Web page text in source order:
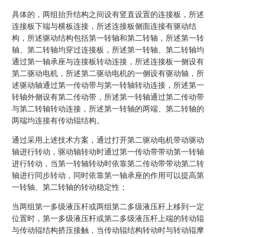
具体的，两组抬升结构之间设有竖直设置的连接板，所述
连接板下端与横板连接，所述连接板侧面连接有驱动结
构，所述驱动结构包括第一转轴和第二转轴，所述第一转
轴、第二转轴均穿过连接板，所述第一转轴、第二转轴均
通过第一轴承座与连接板转动连接，所述连接板一侧设有
第二驱动电机，所述第二驱动电机的一侧设有驱动轴，所
述驱动轴通过第一传动带与第一转轴转动连接，所述第一
转轴外侧设有第二传动带，所述第一转轴通过第二传动带
与第二转轴转动连接，所述第一转轴的两端、第二转轴的
两端均连接有传动辊结构。
通过采用上述技术方案，通过打开第二驱动电机带动驱动
轴进行转动，驱动轴转动时通过第一传动带带动第一转轴
进行转动，当第一转轴转动时依靠第二传动带带动第二转
轴进行同步转动，同时依靠第一轴承座的作用可以提高第
一转轴、第二转轴的转动稳定性；
当两组第一多级液压杆或两组第二多级液压杆上移到一定
位置时，第一多级液压杆或第二多级液压杆上端的转动辊
与传动辊结构挤压接触，当传动辊结构转动时与转动辊摩